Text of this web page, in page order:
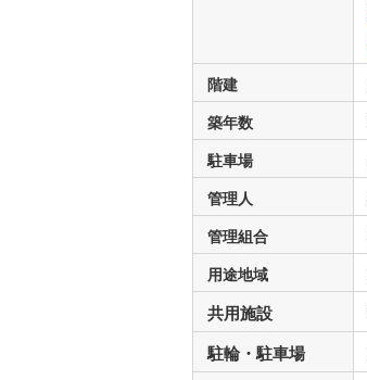
階建
築年数
駐車場
管理人
管理組合
用途地域
共用施設
駐輪・駐車場